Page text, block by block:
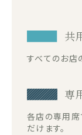
共
すべてのお店
専
各店の専用席
だけます。